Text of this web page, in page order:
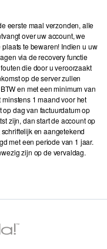
eerste maal verzonden, alle
over uw account, we
te bewaren! Indien u uw
via de recovery functie
die door u veroorzaakt
op de server zullen
en met een minimum van
1 maand voor het
dag van factuurdatum op
zijn, dan start de account op
en aangetekend
met een periode van 1 jaar.
zijn op de vervaldag.